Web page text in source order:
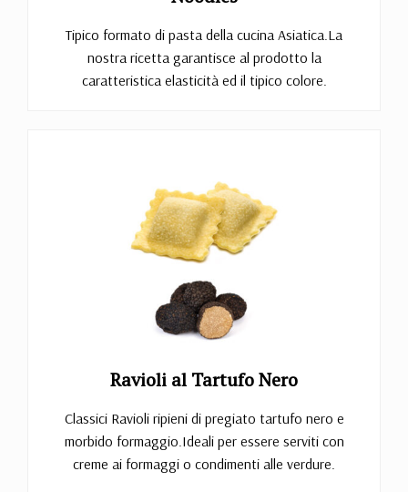
Tipico formato di pasta della cucina Asiatica.La
nostra ricetta garantisce al prodotto la
caratteristica elasticità ed il tipico colore.
Ravioli al Tartufo Nero
Classici Ravioli ripieni di pregiato tartufo nero e
morbido formaggio.Ideali per essere serviti con
creme ai formaggi o condimenti alle verdure.